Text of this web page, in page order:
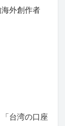
外創作者
台湾の口座